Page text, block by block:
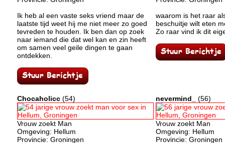
Ik heb al een vaste seks vriend maar de
laatste tijd weet hij me niet meer zo goed
tevreden te houden. Ik ben dan op zoek
naar iemand die dat wel kan en zin heeft
om samen veel geile dingen te gaan
ontdekken.
waarom is het raar
beschuitje wilt eten
Zo raar vind ik dit
Chocaholicc (54)
Vrouw zoekt Man
Omgeving: Hellum
Provincie: Groningen
nevermind_ (56)
Vrouw zoekt Man
Omgeving: Hellum
Provincie: Groningen